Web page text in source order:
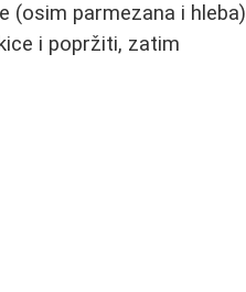
(osim parmezana i hleba)
i popržiti, zatim